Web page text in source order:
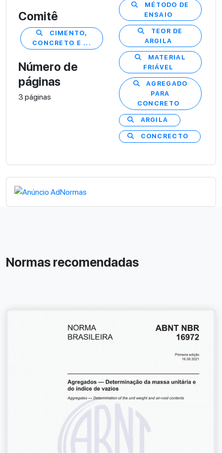
Comitê
CIMENTO,
CONCRETO E ...
Número de
páginas
3 páginas
MÉTODO DE
ENSAIO
TEOR DE
ARGILA
MATERIAL
FRIÁVEL
AGREGADO
PARA
CONCRETO
ARGILA
CONCRECTO
Normas recomendadas